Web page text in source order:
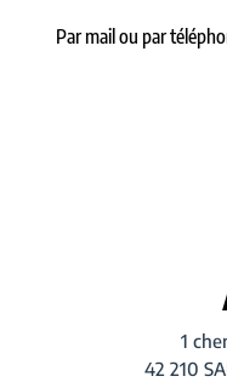
Par mail ou par
1
42 210